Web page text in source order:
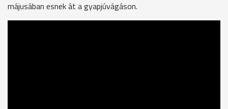
májusában esnek át a gyapjúvágáson.